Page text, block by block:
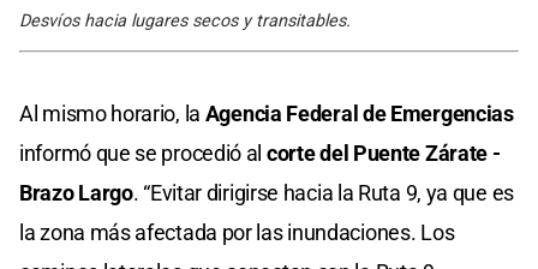
Desvíos hacia lugares secos y transitables.
Al mismo horario, la Agencia Federal de Emergencias
informó que se procedió al corte del Puente Zárate -
Brazo Largo. “Evitar dirigirse hacia la Ruta 9, ya que es
la zona más afectada por las inundaciones. Los